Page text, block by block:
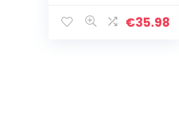
vijverpomp
tuinpomp voor
€35.98